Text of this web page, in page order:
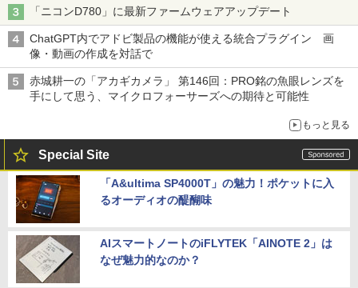
「ニコンD780」に最新ファームウェアアップデート
ChatGPT内でアドビ製品の機能が使える統合プラグイン 画
像・動画の作成を対話で
赤城耕一の「アカギカメラ」 第146回：PRO銘の魚眼レンズを
手にして思う、マイクロフォーサーズへの期待と可能性
もっと見る
Special Site
「A&ultima SP4000T」の魅力！ポケットに入
るオーディオの醍醐味
AIスマートノートのiFLYTEK「AINOTE 2」は
なぜ魅力的なのか？